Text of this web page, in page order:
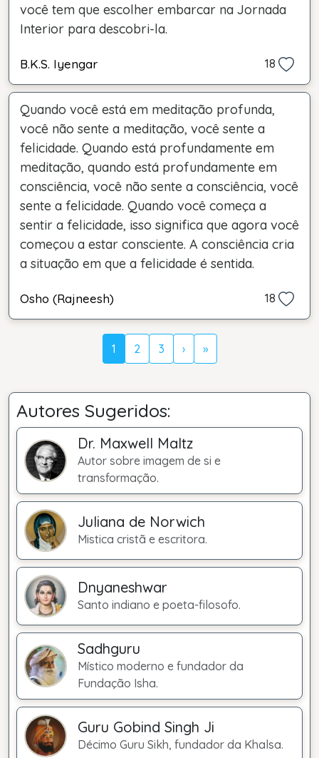
você tem que escolher embarcar na Jornada
Interior para descobri-la.
B.K.S. Iyengar 18
Quando você está em meditação profunda,
você não sente a meditação, você sente a
felicidade. Quando está profundamente em
meditação, quando está profundamente em
consciência, você não sente a consciência, você
sente a felicidade. Quando você começa a
sentir a felicidade, isso significa que agora você
começou a estar consciente. A consciência cria
a situação em que a felicidade é sentida.
Osho (Rajneesh) 18
1 2 3 › »
Autores Sugeridos:
Dr. Maxwell Maltz
Autor sobre imagem de si e
transformação.
Juliana de Norwich
Mistica cristã e escritora.
Dnyaneshwar
Santo indiano e poeta-filosofo.
Sadhguru
Místico moderno e fundador da
Fundação Isha.
Guru Gobind Singh Ji
Décimo Guru Sikh, fundador da Khalsa.